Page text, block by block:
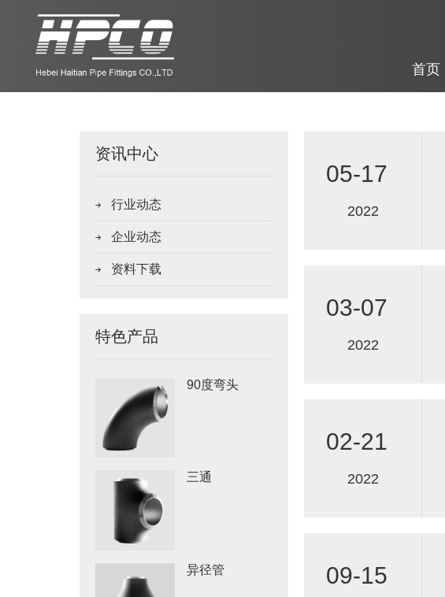
首页
资讯中心
 行业动态
 企业动态
 资料下载
特色产品
90度弯头
三通
异径管
05-17
2022
03-07
2022
02-21
2022
09-15